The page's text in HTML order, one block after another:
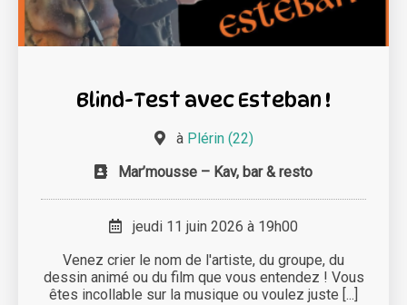
Blind-Test avec Esteban !
à Plérin (22)
Mar’mousse – Kav, bar & resto
jeudi 11 juin 2026 à 19h00
Venez crier le nom de l'artiste, du groupe, du
dessin animé ou du film que vous entendez ! Vous
êtes incollable sur la musique ou voulez juste [...]